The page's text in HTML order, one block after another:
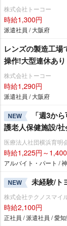
株式会社トーコー
時給1,300円
派遣社員 / 大阪府
レンズの製造工場
操作!大型連休あり
株式会社トーコー
時給1,290円
派遣社員 / 大阪府
NEW
「週3か
護老人保健施設/
医療法人社団横浜育明
時給1,225円～
アルバイト・パート /
NEW 未経験/ト
株式会社テクノスマイ
時給2,100円
正社員 / 派遣社員 / 愛知